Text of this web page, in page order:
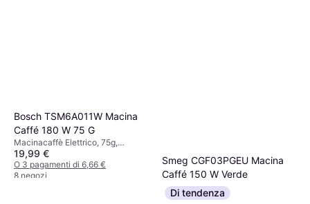
Bosch TSM6A011W Macina
Caffé 180 W 75 G
Macinacaffè Elettrico, 75g,
Funzione di sicurezza
19,99 €
O 3 pagamenti di 6,66 €
8 negozi
Smeg CGF03PGEU Macina
Caffé 150 W Verde
182,99 €
O 3 pagamenti di 60,99 €
Di tendenza